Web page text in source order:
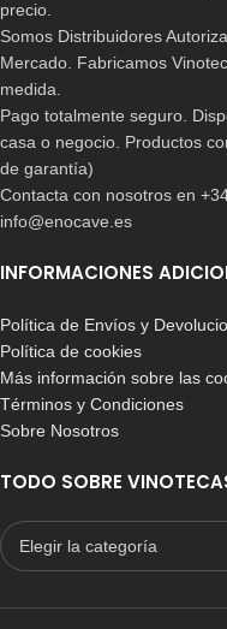
precio.
Somos Distribuidores
Mercado. Fabricamos
medida.
Pago totalmente seguro.
casa o negocio. Productos
de garantía)
Contacta con nosotros en
info@enocave.es
INFORMACIONES
Política de Envíos y
Política de cookies
Más información sobre las
Términos y Condiciones
Sobre Nosotros
TODO SOBRE